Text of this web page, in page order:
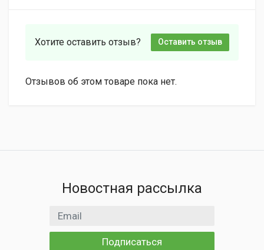
Хотите оставить отзыв? Оставить отзыв
Отзывов об этом товаре пока нет.
Новостная рассылка
Email адрес
Подписаться